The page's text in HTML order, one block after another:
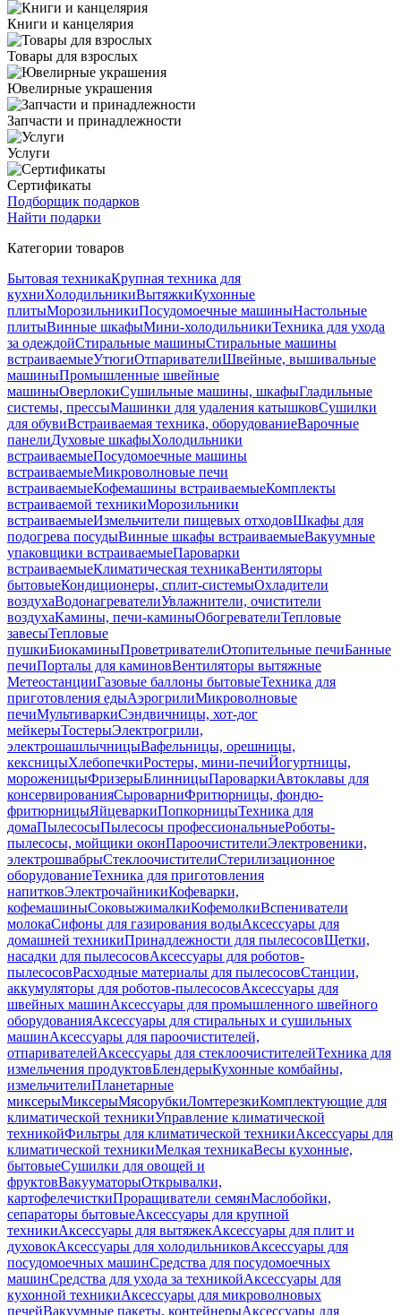
Книги и канцелярия
Товары для взрослых
Ювелирные украшения
Запчасти и принадлежности
Услуги
Сертификаты
Подборщик подарков
Найти подарки
Категории товаров
Бытовая техникаКрупная техника для
кухниХолодильникиВытяжкиКухонные
плитыМорозильникиПосудомоечные машиныНастольные
плитыВинные шкафыМини-холодильникиТехника для ухода
за одеждойСтиральные машиныСтиральные машины
встраиваемыеУтюгиОтпаривателиШвейные, вышивальные
машиныПромышленные швейные
машиныОверлокиСушильные машины, шкафыГладильные
системы, прессыМашинки для удаления катышковСушилки
для обувиВстраиваемая техника, оборудованиеВарочные
панелиДуховые шкафыХолодильники
встраиваемыеПосудомоечные машины
встраиваемыеМикроволновые печи
встраиваемыеКофемашины встраиваемыеКомплекты
встраиваемой техникиМорозильники
встраиваемыеИзмельчители пищевых отходовШкафы для
подогрева посудыВинные шкафы встраиваемыеВакуумные
упаковщики встраиваемыеПароварки
встраиваемыеКлиматическая техникаВентиляторы
бытовыеКондиционеры, сплит-системыОхладители
воздухаВодонагревателиУвлажнители, очистители
воздухаКамины, печи-каминыОбогревателиТепловые
завесыТепловые
пушкиБиокаминыПроветривателиОтопительные печиБанные
печиПорталы для каминовВентиляторы вытяжные
МетеостанцииГазовые баллоны бытовыеТехника для
приготовления едыАэрогрилиМикроволновые
печиМультиваркиСэндвичницы, хот-дог
мейкерыТостерыЭлектрогрили,
электрошашлычницыВафельницы, орешницы,
кексницыХлебопечкиРостеры, мини-печиЙогуртницы,
мороженицыФризерыБлинницыПароваркиАвтоклавы для
консервированияСыроварниФритюрницы, фондю-
фритюрницыЯйцеваркиПопкорницыТехника для
домаПылесосыПылесосы профессиональныеРоботы-
пылесосы, мойщики оконПароочистителиЭлектровеники,
электрошвабрыСтеклоочистителиСтерилизационное
оборудованиеТехника для приготовления
напитковЭлектрочайникиКофеварки,
кофемашиныСоковыжималкиКофемолкиВспениватели
молокаСифоны для газирования водыАксессуары для
домашней техникиПринадлежности для пылесосовЩетки,
насадки для пылесосовАксессуары для роботов-
пылесосовРасходные материалы для пылесосовСтанции,
аккумуляторы для роботов-пылесосовАксессуары для
швейных машинАксессуары для промышленного швейного
оборудованияАксессуары для стиральных и сушильных
машинАксессуары для пароочистителей,
отпаривателейАксессуары для стеклоочистителейТехника для
измельчения продуктовБлендерыКухонные комбайны,
измельчителиПланетарные
миксерыМиксерыМясорубкиЛомтерезкиКомплектующие для
климатической техникиУправление климатической
техникойФильтры для климатической техникиАксессуары для
климатической техникиМелкая техникаВесы кухонные,
бытовыеСушилки для овощей и
фруктовВакууматорыОткрывалки,
картофелечисткиПроращиватели семянМаслобойки,
сепараторы бытовыеАксессуары для крупной
техникиАксессуары для вытяжекАксессуары для плит и
духовокАксессуары для холодильниковАксессуары для
посудомоечных машинСредства для посудомоечных
машинСредства для ухода за техникойАксессуары для
кухонной техникиАксессуары для микроволновых
печейВакуумные пакеты, контейнерыАксессуары для